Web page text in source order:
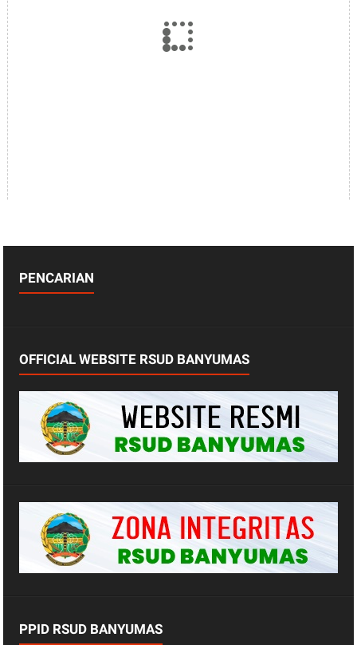
PENCARIAN
OFFICIAL WEBSITE RSUD BANYUMAS
PPID RSUD BANYUMAS